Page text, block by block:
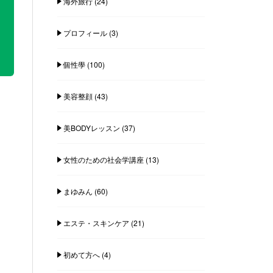
プロフィール(3)
個性學(100)
美容整顔(43)
美BODYレッスン (37)
女性のための社会学講座(13)
まゆみん (60)
エステ・スキンケア (21)
初めて方へ(4)